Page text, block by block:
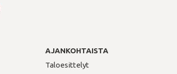
AJANKOHTAISTA
Taloesittelyt